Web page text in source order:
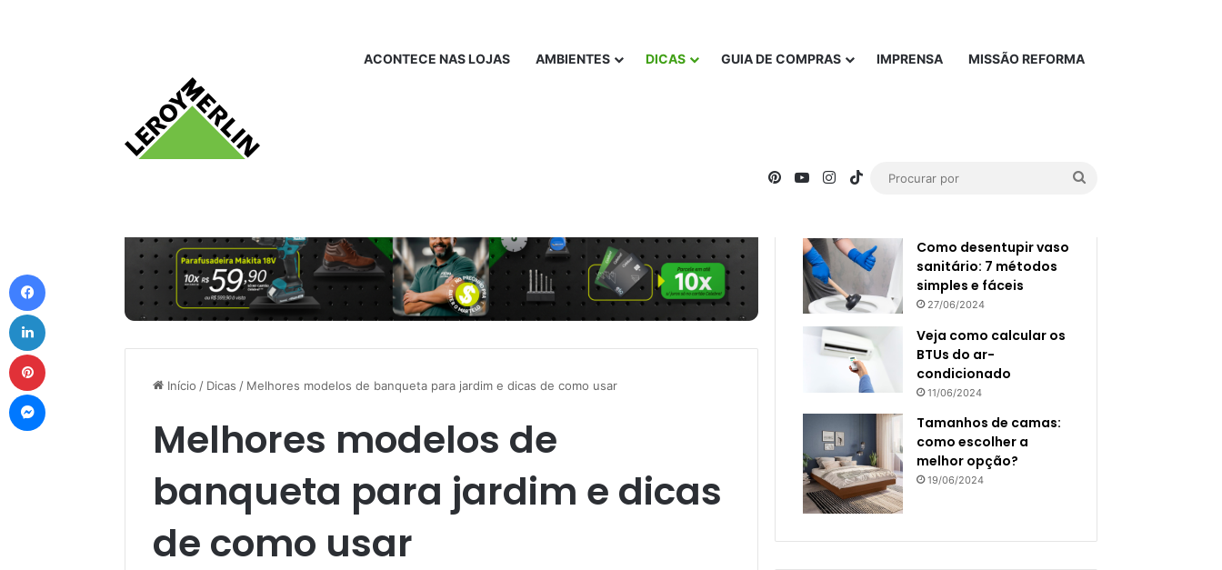
ACONTECE NAS LOJAS AMBIENTES DICAS GUIA DE COMPRAS IMPRENSA MISSÃO REFORMA
PinterestYouTubeInstagram
TikTok
Início / Dicas / Melhores modelos de banqueta para jardim e dicas de como usar
Melhores modelos de
banqueta para jardim e dicas
de como usar
Popular
Como desentupir vaso
sanitário: 7 métodos
simples e fáceis
27/06/2024
Veja como calcular os
BTUs do ar-
condicionado
11/06/2024
Tamanhos de camas:
como escolher a
melhor opção?
19/06/2024